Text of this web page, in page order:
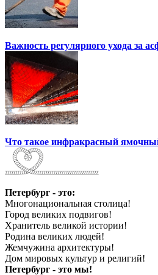
Важность регулярного ухода за
Что такое инфракрасный
Петербург - это:
Многонациональная столица!
Город великих подвигов!
Хранитель великой истории!
Родина великих людей!
Жемчужина архитектуры!
Дом мировых культур и религий!
Петербург - это мы!